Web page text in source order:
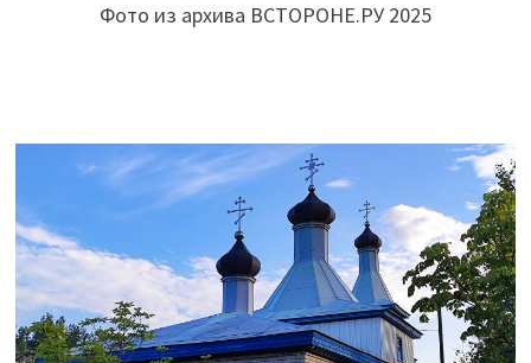
Фото из архива ВСТОРОНЕ.РУ 2025